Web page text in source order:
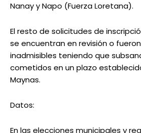
Nanay y Napo (Fuerza Loretana).
El resto de solicitudes de
se encuentran en revisión o
inadmisibles teniendo que
cometidos en un plazo
Maynas.
Datos:
En las elecciones municipales y